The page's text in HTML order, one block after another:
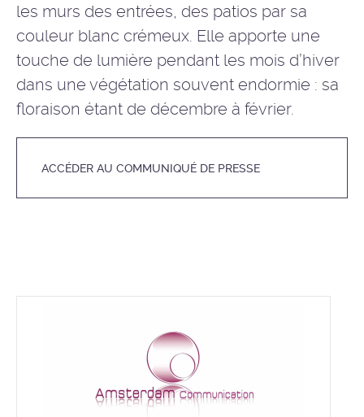
les murs des entrées, des patios par sa
couleur blanc crémeux. Elle apporte une
touche de lumière pendant les mois d’hiver
dans une végétation souvent endormie : sa
floraison étant de décembre à février.
ACCÉDER AU COMMUNIQUÉ DE PRESSE